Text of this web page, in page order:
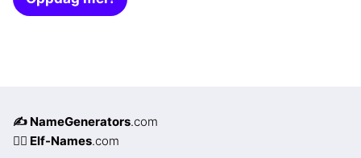
✍️ NameGenerators.com
🧝‍♀️ Elf-Names.com